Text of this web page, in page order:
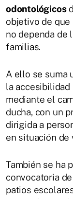
odontológicos
objetivo de que
no dependa de
familias.
A ello se suma
la
mediante el
ducha, con un
dirigida a
en situación de
También se ha
convocatoria
patios